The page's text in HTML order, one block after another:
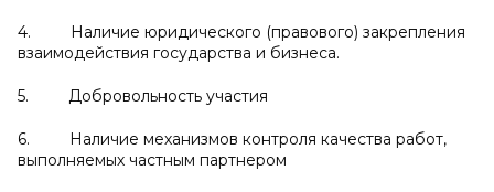
4. Наличие юридического (правового) закрепления
взаимодействия государства и бизнеса.
5. Добровольность участия
6. Наличие механизмов контроля качества работ,
выполняемых частным партнером